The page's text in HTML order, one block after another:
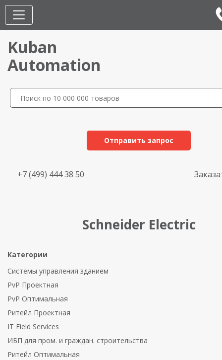
Kuban
Automation
Отправить запрос
+7 (499) 444 38 50
Schneider Electric
Категории
Системы управления зданием
PvP Проектная
PvP Оптимальная
Ритейл Проектная
IT Field Services
ИБП для пром. и граждан. строительства
Ритейл Оптимальная